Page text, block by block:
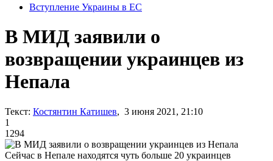
Вступление Украины в ЕС
В МИД заявили о
возвращении украинцев из
Непала
Текст: Костянтин Катишев, 3 июня 2021, 21:10
1
1294
Сейчас в Непале находятся чуть больше 20 украинцев